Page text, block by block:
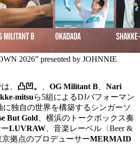
2026” presented by JOHNNIE
、 凸凹。 OG Militant B
Nari
mitsuら5組によるDJパフォーマン
独自の世界を構築するシンガーソ
But Gold 、横浜のトークボックス奏
LUVRAW 、音楽レーベル〈Beer &
京拠点のプロデューサーMERMAID